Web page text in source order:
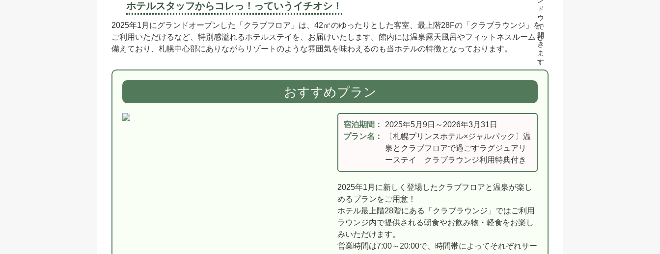
ホテルスタッフからコレっ！ っていうイチオシ！
2025年1月にグランドオープンした「クラブフロア」は、42㎡のゆったりとした客室、最上階28Fの「クラブラウンジ」を
ご利用いただけるなど、特別感溢れるホテルステイを、お届けいたします。館内には温泉露天風呂やフィットネスルームも
備えており、札幌中心部にありながらリゾートのような雰囲気を味わえるのも当ホテルの特徴となっております。
おすすめプラン
宿泊期間：
2025年5月9日～2026年3月31日
プラン名：
〔札幌プリンスホテル×ジャルパック〕温
泉とクラブフロアで過ごすラグジュアリ
ーステイ クラブラウンジ利用特典付き
2025年1月に新しく登場したクラブフロアと温泉が楽し
めるプランをご用意！
ホテル最上階28階にある「クラブラウンジ」ではご利用
ラウンジ内で提供される朝食やお飲み物・軽食をお楽し
みいただけます。
営業時間は7:00～20:00で、時間帯によってそれぞれサー